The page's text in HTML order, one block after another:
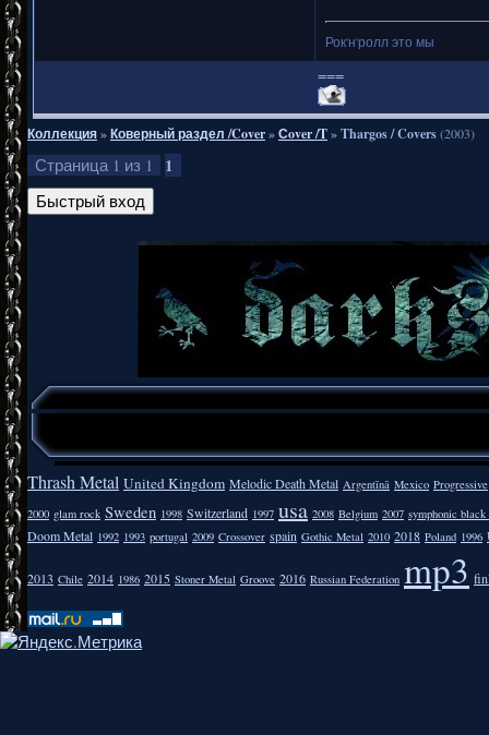
Рок'н'ролл это мы
===
Коллекция»Коверный раздел /Cover»Сover /T»Thargos / Covers(2003)
Страница 1 из 1 1
Thrash Metal United Kingdom Melodic Death Metal Argentīnā Mexico Progressive
2000 glam rock Sweden 1998 Switzerland 1997 usa 2008 Belgium 2007 symphonic
Doom Metal 1992 1993 portugal 2009 Crossover spain Gothic Metal 2010 2018 Poland 1996
2013 Chile 2014 1986 2015 Stoner Metal Groove 2016 Russian Federation mp3